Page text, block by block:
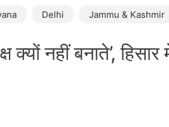
Delhi Jammu & Kashmir
क्यों नहीं बनाते’, हिसार